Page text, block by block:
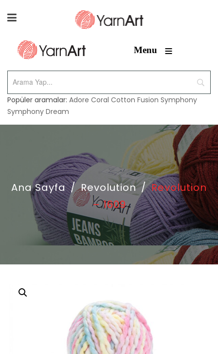
Menu ≡
Popüler aramalar: Adore Coral Cotton Fusion Symphony
Symphony Dream
Ana Sayfa / Revolution / Revolution
– 1609